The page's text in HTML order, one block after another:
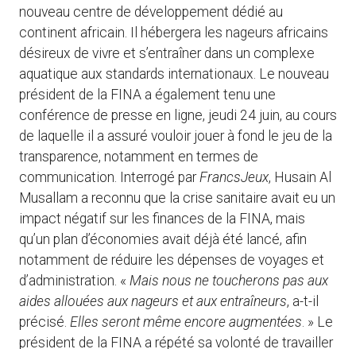
nouveau centre de développement dédié au
continent africain. Il hébergera les nageurs africains
désireux de vivre et s’entraîner dans un complexe
aquatique aux standards internationaux. Le nouveau
président de la FINA a également tenu une
conférence de presse en ligne, jeudi 24 juin, au cours
de laquelle il a assuré vouloir jouer à fond le jeu de la
transparence, notamment en termes de
communication. Interrogé parFrancsJeux, Husain Al
Musallam a reconnu que la crise sanitaire avait eu un
impact négatif sur les finances de la FINA, mais
qu’un plan d’économies avait déjà été lancé, afin
notamment de réduire les dépenses de voyages et
d’administration. « Mais nous ne toucherons pas aux
aides allouées aux nageurs et aux entraîneurs, a-t-il
précisé. Elles seront même encore augmentées. » Le
président de la FINA a répété sa volonté de travailler